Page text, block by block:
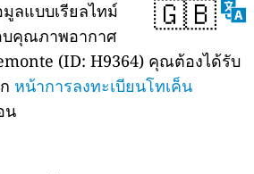
🇬🇧
ลแบบเรียลไทม์
บคุณภาพอากาศ
(ID: H9364) คุณต้องได้รับ
หน้าการลงทะเบียนโทเค็น
น